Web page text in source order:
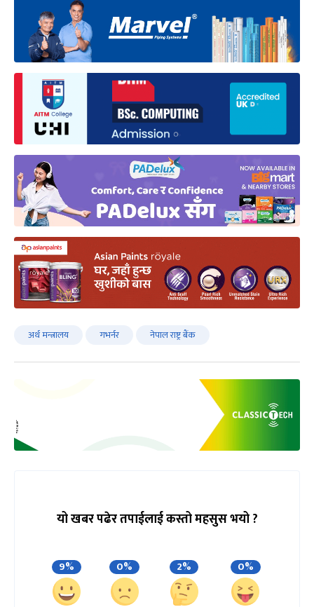
अर्थ मन्त्रालय गभर्नर नेपाल राष्ट्र बैंक
यो खबर पढेर तपाईलाई कस्तो महसुस भयो ?
9% 0% 2% 0%